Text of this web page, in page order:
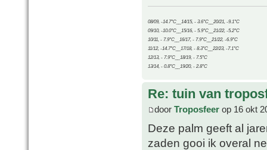
08/09, -14.7°C__14/15, - 3.6°C__20/21, -9.1°C
09/10, -10.0°C__15/16, - 5.9°C__21/22, -5.2°C
10/11, - 7.9°C__16/17, - 7.9°C__21/22, -6.9°C
11/12, -14.7°C__17/18, - 8.3°C__22/23, -7.1°C
12/13, - 7.9°C__18/19, - 7.5°C
13/14, - 0.8°C__19/20, - 2.8°C
Re: tuin van
door Troposfeer op 16 okt
Deze palm geeft al
zaden gooi ik overal